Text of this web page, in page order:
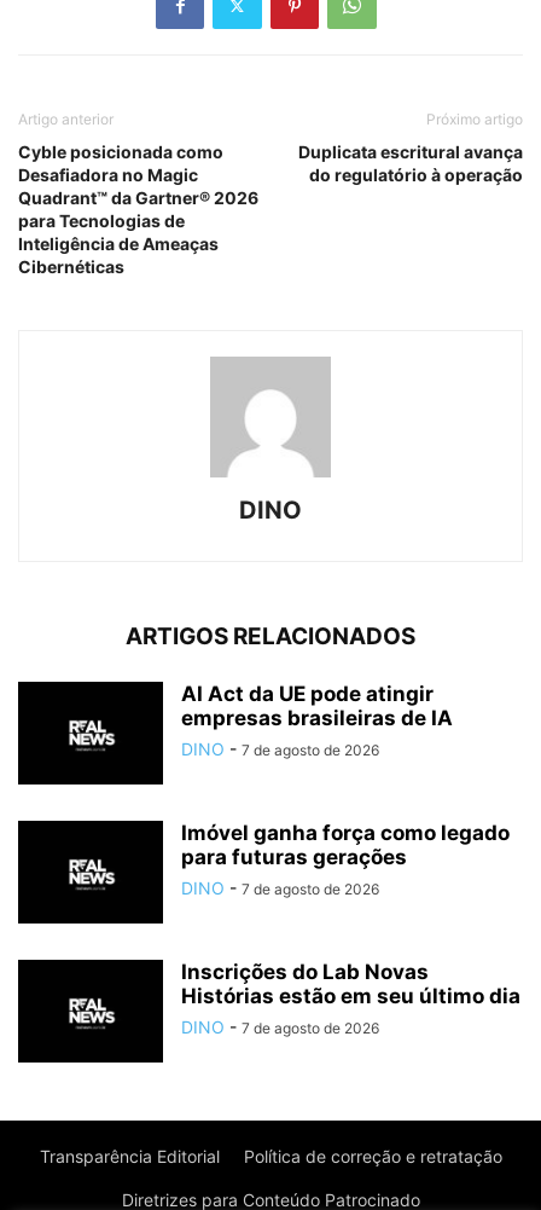
Artigo anterior
Cyble posicionada como
Desafiadora no Magic
Quadrant™ da Gartner® 2026
para Tecnologias de
Inteligência de Ameaças
Cibernéticas
Próximo artigo
Duplicata escritural avança
do regulatório à operação
DINO
ARTIGOS RELACIONADOS
AI Act da UE pode atingir
empresas brasileiras de IA
DINO - 7 de agosto de 2026
Imóvel ganha força como legado
para futuras gerações
DINO - 7 de agosto de 2026
Inscrições do Lab Novas
Histórias estão em seu último dia
DINO - 7 de agosto de 2026
Transparência Editorial Política de correção e retratação
Diretrizes para Conteúdo Patrocinado